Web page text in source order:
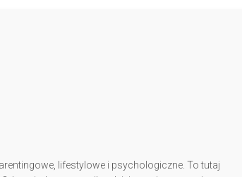
lifestylowe i psychologiczne. To tutaj